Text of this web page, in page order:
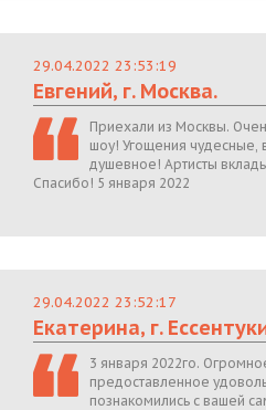
29.04.2022 23:53:19
Евгений, г. Москва.
Приехали из Москвы.
шоу! Угощения чудесные,
душевное! Артисты
Спасибо! 5 января 2022
29.04.2022 23:52:17
Екатерина, г.
3 января 2022го.
предоставленное
познакомились с вашей